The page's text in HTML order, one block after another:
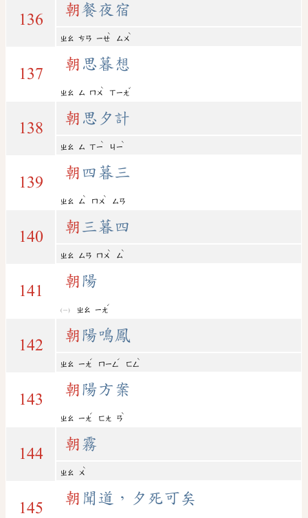
136
朝餐夜宿
ㄓㄠ ㄘㄢ ㄧㄝ
ˋ
ㄙㄨ
ˋ
137
朝 思暮想
ㄓㄠ ㄙ ㄇㄨ
ˋ
ㄒㄧㄤ
ˇ
138
朝 思夕計
ㄓㄠ ㄙ ㄒㄧ
ˋ
ㄐㄧ
ˋ
139
朝 四暮三
ㄓㄠ ㄙ
ˋ
ㄇㄨ
ˋ
ㄙㄢ
140
朝 三暮四
ㄓㄠ ㄙㄢ ㄇㄨ
ˋ
ㄙ
ˋ
141
朝 陽
ㄓㄠ ㄧㄤ
ˊ
142
朝 陽鳴鳳
ㄓㄠ ㄧㄤ
ˊ
ㄇㄧㄥ
ˊ
ㄈㄥ
ˋ
143
朝 陽方案
ㄓㄠ ㄧㄤ
ˊ
ㄈㄤ ㄢ
ˋ
144
朝 霧
ㄓㄠ ㄨ
ˋ
145
朝 聞道，夕死可矣